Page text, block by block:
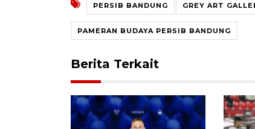
PERSIB BANDUNG GREY ART
PAMERAN BUDAYA PERSIB BANDUNG
Berita Terkait